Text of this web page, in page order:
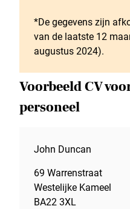
*De gegevens zijn
van de laatste 12
augustus 2024).
Voorbeeld CV
personeel
John Duncan
69 Warrenstraat
Westelijke Kameel
BA22 3XL